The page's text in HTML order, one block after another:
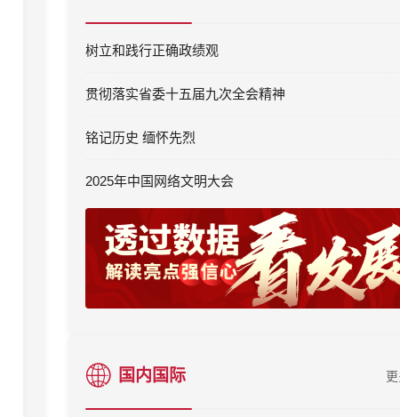
树立和践行正确政绩观
贯彻落实省委十五届九次全会精神
铭记历史 缅怀先烈
2025年中国网络文明大会
国内国际